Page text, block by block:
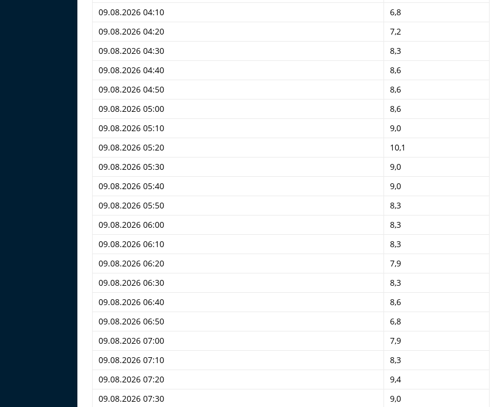
09.08.2026 04:10
6,8
09.08.2026 04:20
7,2
09.08.2026 04:30
8,3
09.08.2026 04:40
8,6
09.08.2026 04:50
8,6
09.08.2026 05:00
8,6
09.08.2026 05:10
9,0
09.08.2026 05:20
10,1
09.08.2026 05:30
9,0
09.08.2026 05:40
9,0
09.08.2026 05:50
8,3
09.08.2026 06:00
8,3
09.08.2026 06:10
8,3
09.08.2026 06:20
7,9
09.08.2026 06:30
8,3
09.08.2026 06:40
8,6
09.08.2026 06:50
6,8
09.08.2026 07:00
7,9
09.08.2026 07:10
8,3
09.08.2026 07:20
9,4
09.08.2026 07:30
9,0